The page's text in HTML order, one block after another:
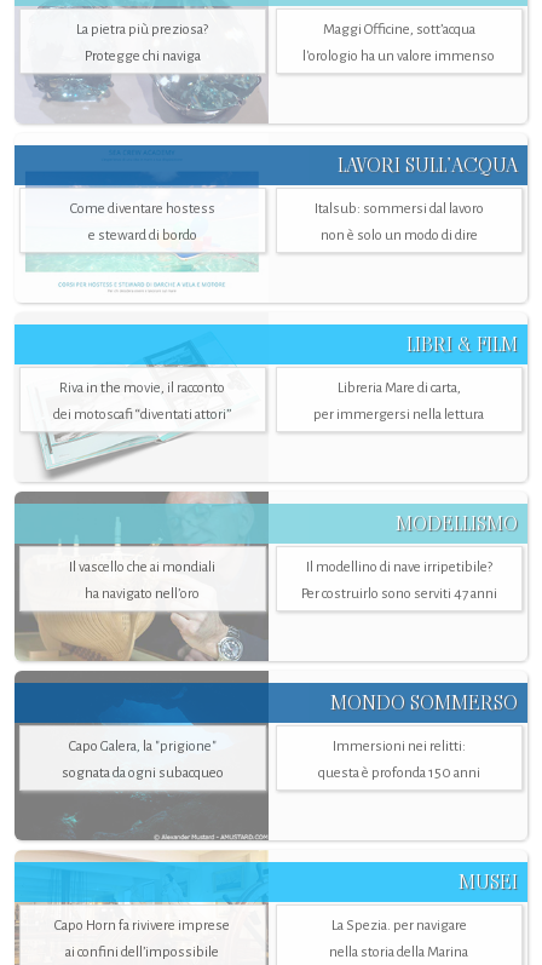
La pietra più preziosa?
Protegge chi naviga
Maggi Officine, sott’acqua
l'orologio ha un valore immenso
LAVORI SULL’ACQUA
Come diventare hostess
e steward di bordo
Italsub: sommersi dal lavoro
non è solo un modo di dire
LIBRI & FILM
Riva in the movie, il racconto
dei motoscafi “diventati attori”
Libreria Mare di carta,
per immergersi nella lettura
MODELLISMO
Il vascello che ai mondiali
ha navigato nell’oro
Il modellino di nave irripetibile?
Per costruirlo sono serviti 47 anni
MONDO SOMMERSO
Capo Galera, la "prigione"
sognata da ogni subacqueo
Immersioni nei relitti:
questa è profonda 150 anni
MUSEI
Capo Horn fa rivivere imprese
ai confini dell’impossibile
La Spezia. per navigare
nella storia della Marina